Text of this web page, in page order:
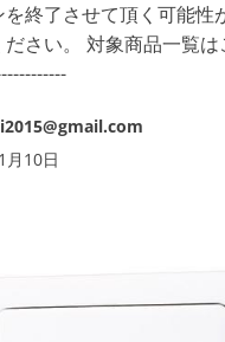
を終了させて頂く可能性
ださい。 対象商品一覧は
月10日